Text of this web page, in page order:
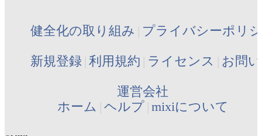
健全化の取り組み プライバシーポリ
新規登録 利用規約 ライセンス お問
運営会社
ホーム ヘルプ mixiについて